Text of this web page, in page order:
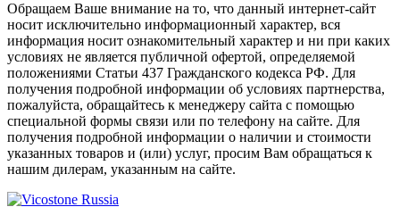
Обращаем Ваше внимание на то, что данный интернет-сайт
носит исключительно информационный характер, вся
информация носит ознакомительный характер и ни при каких
условиях не является публичной офертой, определяемой
положениями Статьи 437 Гражданского кодекса РФ. Для
получения подробной информации об условиях партнерства,
пожалуйста, обращайтесь к менеджеру сайта с помощью
специальной формы связи или по телефону на сайте. Для
получения подробной информации о наличии и стоимости
указанных товаров и (или) услуг, просим Вам обращаться к
нашим дилерам, указанным на сайте.